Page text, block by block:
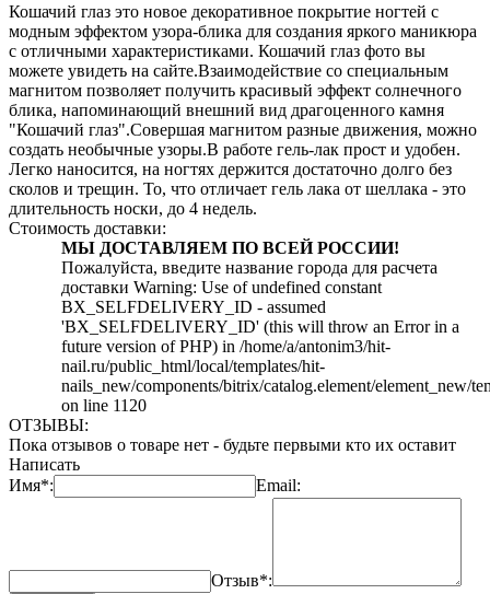
Кошачий глаз это новое декоративное покрытие ногтей с
модным эффектом узора-блика для создания яркого маникюра
с отличными характеристиками. Кошачий глаз фото вы
можете увидеть на сайте.Взаимодействие со специальным
магнитом позволяет получить красивый эффект солнечного
блика, напоминающий внешний вид драгоценного камня
"Кошачий глаз".Совершая магнитом разные движения, можно
создать необычные узоры.В работе гель-лак прост и удобен.
Легко наносится, на ногтях держится достаточно долго без
сколов и трещин. То, что отличает гель лака от шеллака - это
длительность носки, до 4 недель.
Стоимость доставки:
МЫ ДОСТАВЛЯЕМ ПО ВСЕЙ РОССИИ!
Пожалуйста, введите название города для расчета
доставки Warning: Use of undefined constant
BX_SELFDELIVERY_ID - assumed
'BX_SELFDELIVERY_ID' (this will throw an Error in a
future version of PHP) in /home/a/antonim3/hit-
nail.ru/public_html/local/templates/hit-
nails_new/components/bitrix/catalog.element/element_new/
on line 1120
ОТЗЫВЫ:
Пока отзывов о товаре нет - будьте первыми кто их оставит
Написать
Имя*:
Email:
Отзыв*: